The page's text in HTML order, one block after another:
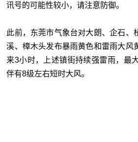
讯号的可能性较小，请注意防御。
此前，东莞市气象台对大朗、企石、
溪、樟木头发布暴雨黄色和雷雨大风
来3小时，上述镇街持续强雷雨，最
伴有8级左右短时大风。